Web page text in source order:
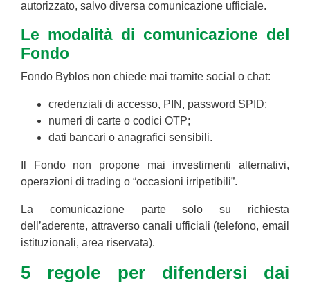
autorizzato, salvo diversa comunicazione ufficiale.
Le modalità di comunicazione del
Fondo
Fondo Byblos non chiede mai tramite social o chat:
credenziali di accesso, PIN, password SPID;
numeri di carte o codici OTP;
dati bancari o anagrafici sensibili.
Il Fondo non propone mai investimenti alternativi,
operazioni di trading o “occasioni irripetibili”.
La comunicazione parte solo su richiesta
dell’aderente, attraverso canali ufficiali (telefono, email
istituzionali, area riservata).
5 regole per difendersi dai